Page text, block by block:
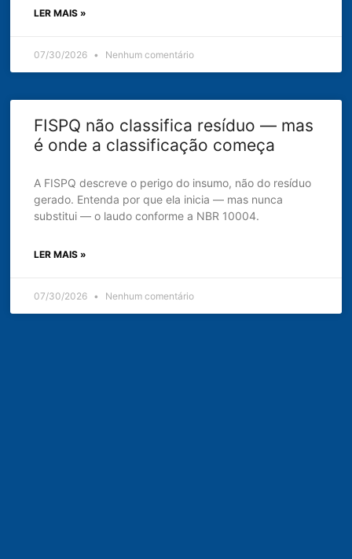
LER MAIS »
07/30/2026 Nenhum comentário
FISPQ não classifica resíduo — mas
é onde a classificação começa
A FISPQ descreve o perigo do insumo, não do resíduo
gerado. Entenda por que ela inicia — mas nunca
substitui — o laudo conforme a NBR 10004.
LER MAIS »
07/30/2026 Nenhum comentário